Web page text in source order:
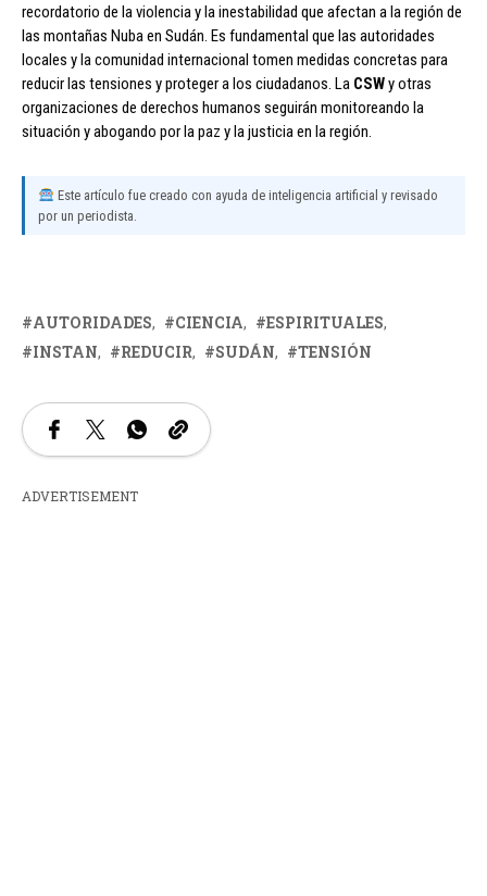
recordatorio de la violencia y la inestabilidad que afectan a la región de
las montañas Nuba en Sudán. Es fundamental que las autoridades
locales y la comunidad internacional tomen medidas concretas para
reducir las tensiones y proteger a los ciudadanos. La CSWy otras
organizaciones de derechos humanos seguirán monitoreando la
situación y abogando por la paz y la justicia en la región.
Este artículo fue creado con ayuda de inteligencia artificial y revisado
por un periodista.
AUTORIDADES CIENCIA
ESPIRITUALES
INSTAN
REDUCIR SUDÁN TENSIÓN
ADVERTISEMENT